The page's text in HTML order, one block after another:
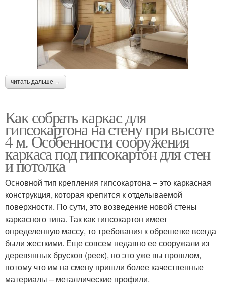
читать дальше →
Как собрать каркас для
гипсокартона на стену при высоте
4 м. Особенности сооружения
каркаса под гипсокартон для стен
и потолка
Основной тип крепления гипсокартона – это каркасная
конструкция, которая крепится к отделываемой
поверхности. По сути, это возведение новой стены
каркасного типа. Так как гипсокартон имеет
определенную массу, то требования к обрешетке всегда
были жесткими. Еще совсем недавно ее сооружали из
деревянных брусков (реек), но это уже вы прошлом,
потому что им на смену пришли более качественные
материалы – металлические профили.